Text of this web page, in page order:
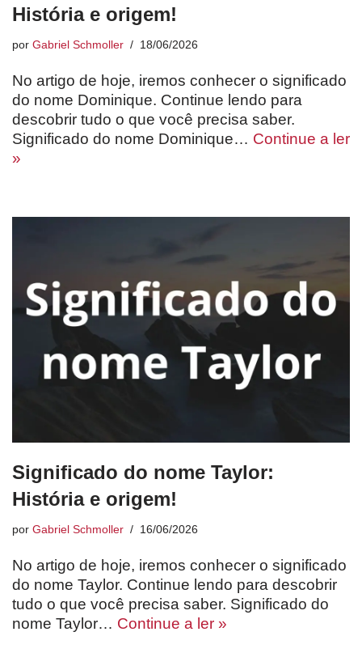
História e origem!
por Gabriel Schmoller 18/06/2026
No artigo de hoje, iremos conhecer o significado
do nome Dominique. Continue lendo para
descobrir tudo o que você precisa saber.
Significado do nome Dominique… Continue a ler
»
Significado do nome Taylor:
História e origem!
por Gabriel Schmoller 16/06/2026
No artigo de hoje, iremos conhecer o significado
do nome Taylor. Continue lendo para descobrir
tudo o que você precisa saber. Significado do
nome Taylor… Continue a ler »